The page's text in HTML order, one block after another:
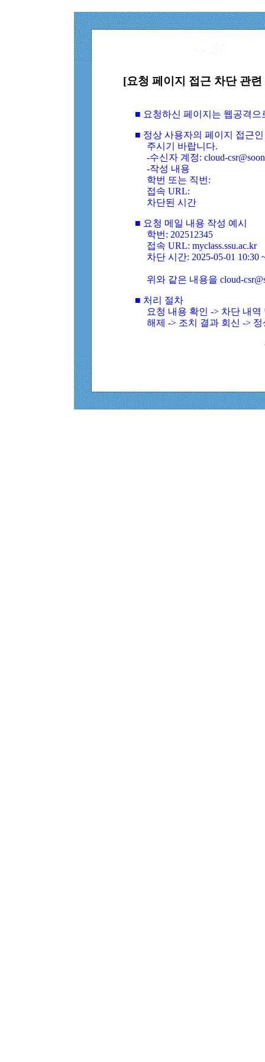
[요청 페이지 접근 차단 관
■ 요청하신 페이지는 웹공격
■ 정상 사용자의 페이지 접근
주시기 바랍니다.
-수신자 계정: cloud-
-작성 내용
학번 또는 직번:
접속 URL:
차단된 시간
■ 요청 메일 내용 작성 예시
학번: 202512345
접속 URL: myclass.ssu.ac.kr
차단 시간: 2025-05-01 10:30
위와 같은 내용을 cloud-
■ 처리 절차
요청 내용 확인 -> 차단 내
해제 -> 조치 결과 회신 ->